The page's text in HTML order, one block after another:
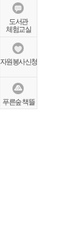
도서관
체험교실
자원봉사신청
푸른숲 책뜰